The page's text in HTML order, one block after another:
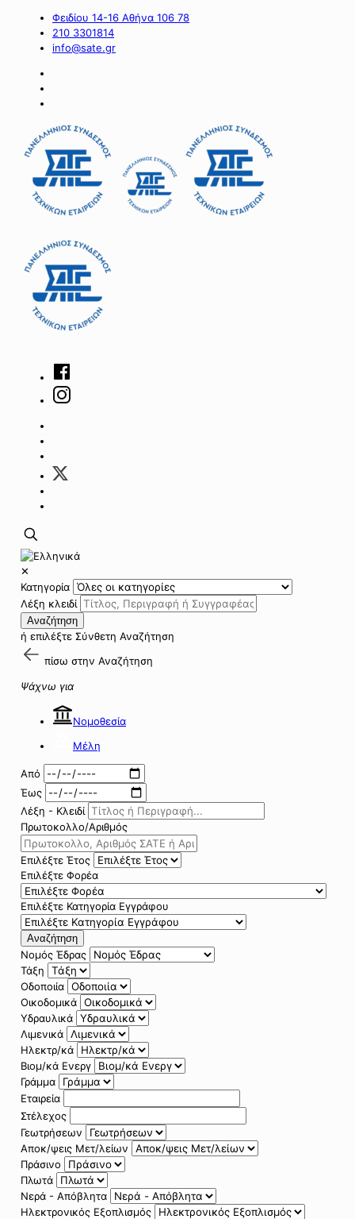
Φειδίου 14-16 Αθήνα 106 78
210 3301814
info@sate.gr
✕
Κατηγορία
Λέξη κλειδί
Αναζήτηση
ή επιλέξτε Σύνθετη Αναζήτηση
πίσω στην Αναζήτηση
Ψάχνω για
Νομοθεσία
Μέλη
Από
Έως
Λέξη - Κλειδί
Πρωτοκολλο/Αριθμός
Επιλέξτε Έτος
Επιλέξτε Φορέα
Επιλέξτε Κατηγορία Εγγράφου
Αναζήτηση
Νομός Έδρας
Τάξη
Οδοποιία
Οικοδομικά
Υδραυλικά
Λιμενικά
Ηλεκτρ/κά
Βιομ/κά Ενεργ
Γράμμα
Εταιρεία
Στέλεχος
Γεωτρήσεων
Αποκ/ψεις Μετ/λείων
Πράσινο
Πλωτά
Νερά - Απόβλητα
Ηλεκτρονικός Εξοπλισμός